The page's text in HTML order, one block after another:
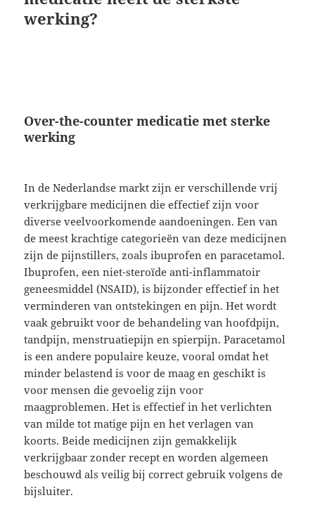
werking?
Over-the-counter medicatie met sterke
werking
In de Nederlandse markt zijn er verschillende vrij
verkrijgbare medicijnen die effectief zijn voor
diverse veelvoorkomende aandoeningen. Een van
de meest krachtige categorieën van deze medicijnen
zijn de pijnstillers, zoals ibuprofen en paracetamol.
Ibuprofen, een niet-steroïde anti-inflammatoir
geneesmiddel (NSAID), is bijzonder effectief in het
verminderen van ontstekingen en pijn. Het wordt
vaak gebruikt voor de behandeling van hoofdpijn,
tandpijn, menstruatiepijn en spierpijn. Paracetamol
is een andere populaire keuze, vooral omdat het
minder belastend is voor de maag en geschikt is
voor mensen die gevoelig zijn voor
maagproblemen. Het is effectief in het verlichten
van milde tot matige pijn en het verlagen van
koorts. Beide medicijnen zijn gemakkelijk
verkrijgbaar zonder recept en worden algemeen
beschouwd als veilig bij correct gebruik volgens de
bijsluiter.